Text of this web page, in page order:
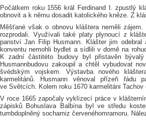
Počátkem roku 1556 král Ferdinand I. zpustlý
obnovit a k němu dosadit katolického kněze. Z
Měšťané však o obnovu kláštera neměli
rozprodali. Využívali také platy plynoucí z
panství Jan Filip Husmann. Klášter jim
konventu nemohli bydlet a sídlili v domě na
K zadní částitéto budovy byl přistavěn
Husmannbudovu zakoupil a chtěl vybudovat
švédským vojskem. Výstavba nového
karmelitánů. Husmann věnoval přízeň
ve Světcích. Kolem roku 1670 karmelitáni Tachov
V roce 1665 započaly vyklízecí práce v
zápisků Bohuslava Balbína byl ve středu
tumbdoplněný sochamiz červenéhomramoru.